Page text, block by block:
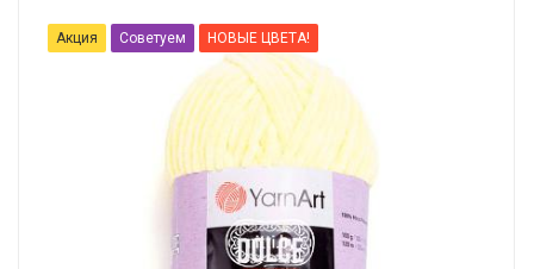
Акция Советуем НОВЫЕ ЦВЕТА!